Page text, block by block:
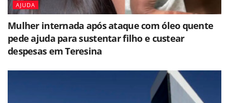
AJUDA
Mulher internada após ataque com óleo quente
pede ajuda para sustentar filho e custear
despesas em Teresina